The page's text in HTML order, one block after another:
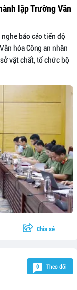
lập Trường Văn
báo cáo tiến độ
hóa Công an nhân
vật chất, tổ chức bộ
Chia sẻ
0 Theo dõi